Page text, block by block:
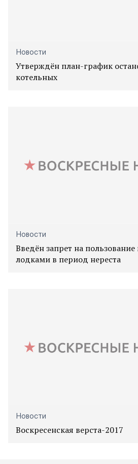
Новости
Утверждён план-график
котельных
Новости
Введён запрет на
лодками в период нереста
Новости
Воскресенская верста-2017